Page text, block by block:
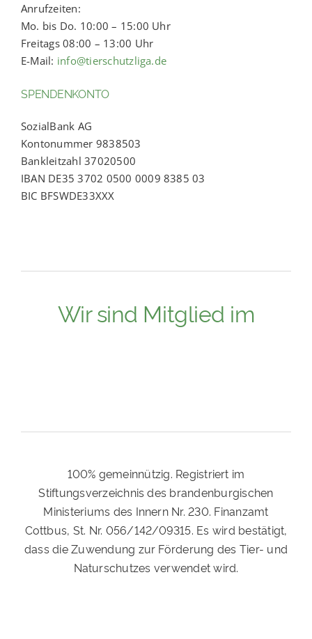
Anrufzeiten:
Mo. bis Do. 10:00 – 15:00 Uhr
Freitags 08:00 – 13:00 Uhr
E-Mail: info@tierschutzliga.de
SPENDENKONTO
SozialBank AG
Kontonummer 9838503
Bankleitzahl 37020500
IBAN DE35 3702 0500 0009 8385 03
BIC BFSWDE33XXX
Wir sind Mitglied im
100% gemeinnützig. Registriert im
Stiftungsverzeichnis des brandenburgischen
Ministeriums des Innern Nr. 230. Finanzamt
Cottbus, St. Nr. 056/142/09315. Es wird bestätigt,
dass die Zuwendung zur Förderung des Tier- und
Naturschutzes verwendet wird.